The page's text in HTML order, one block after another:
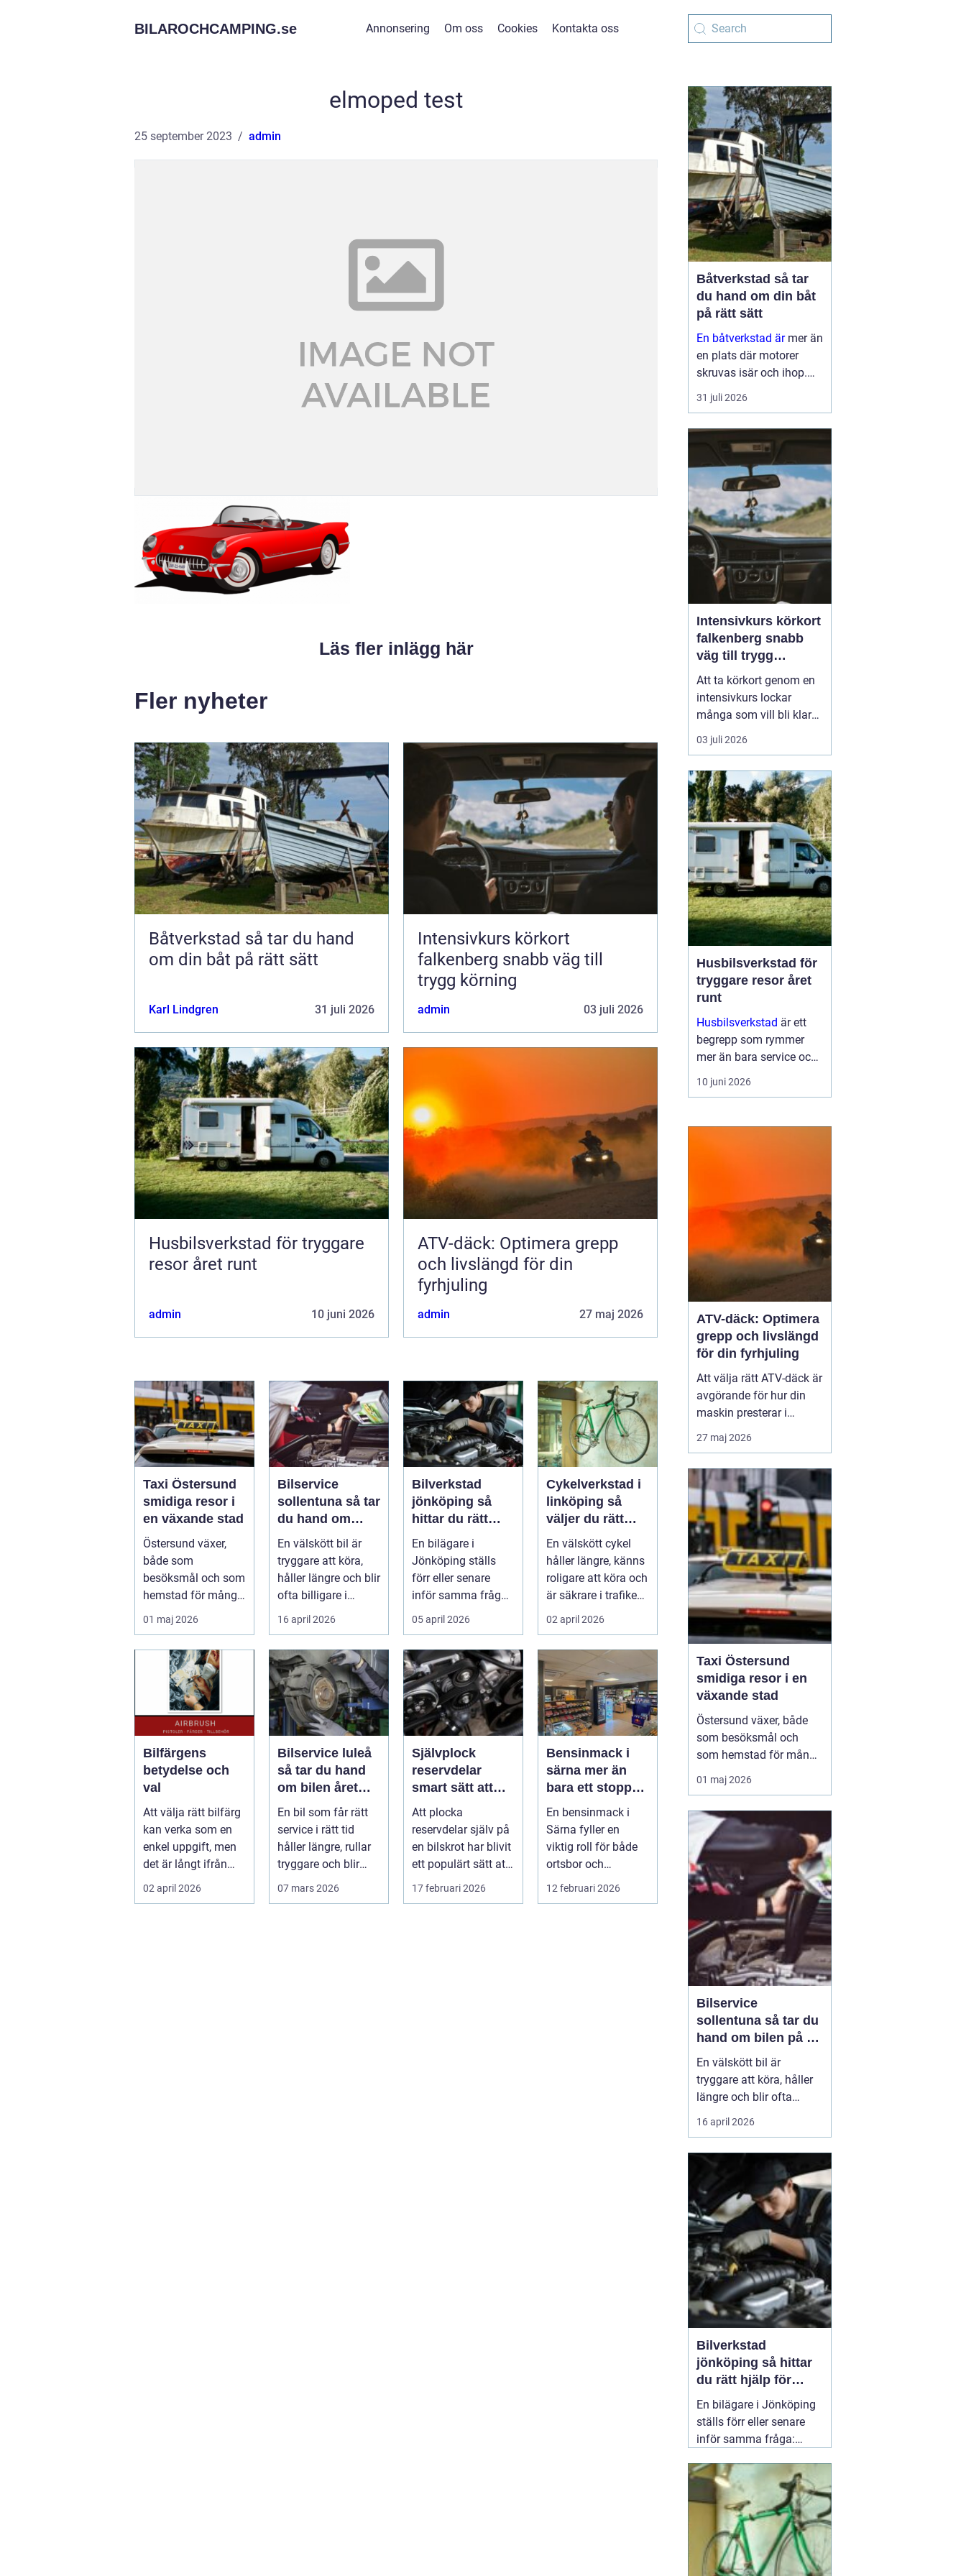
BILAROCHCAMPING.se Annonsering Om oss Cookies Kontakta oss
elmoped test
25 september 2023 admin
Läs fler inlägg här
Fler nyheter
Båtverkstad så tar du hand
om din båt på rätt sätt
Karl Lindgren 31 juli 2026
Intensivkurs körkort
falkenberg snabb väg till
trygg körning
admin 03 juli 2026
Husbilsverkstad för tryggare
resor året runt
admin 10 juni 2026
ATV-däck: Optimera grepp
och livslängd för din
fyrhjuling
admin 27 maj 2026
Taxi Östersund
smidiga resor i
en växande stad
Östersund växer,
både som
besöksmål och som
hemstad för många
pendlare, studenter
och företagare. En...
01 maj 2026
Bilservice
sollentuna så tar
du hand om
bilen på ett
En välskött bil är
tryggare att köra,
håller längre och blir
ofta billigare i
längden. För många
bil...
16 april 2026
Bilverkstad
jönköping så
hittar du rätt
hjälp för bilen
En bilägare i
Jönköping ställs
förr eller senare
inför samma fråga:
vilken verkstad tar
bäst hand om...
05 april 2026
Cykelverkstad i
linköping så
väljer du rätt
service för din
cykel
En välskött cykel
håller längre, känns
roligare att köra och
är säkrare i trafiken.
För många som cy...
02 april 2026
Bilfärgens
betydelse och
val
Att välja rätt bilfärg
kan verka som en
enkel uppgift, men
det är långt ifrån
bara ett estetiskt
bes...
02 april 2026
Bilservice luleå
så tar du hand
om bilen året
runt
En bil som får rätt
service i rätt tid
håller längre, rullar
tryggare och blir
07 mars 2026
Självplock
reservdelar
smart sätt att
hitta billiga
bildelar
Att plocka
reservdelar själv på
en bilskrot har blivit
ett populärt sätt att
både spara pengar
17 februari 2026
Bensinmack i
särna mer än
bara ett stopp
för att tanka
En bensinmack i
Särna fyller en
viktig roll för både
ortsbor och
förbipasserande.
12 februari 2026
Båtverkstad så tar
du hand om din båt
på rätt sätt
En båtverkstad ärmer än
en plats där motorer
skruvas isär och ihop.
För många båtägare är
verkstaden en trygghet
en problemfri säsong på
vattnet och oväntade
haverier mitt i
högsomm...
31 juli 2026
Intensivkurs körkort
falkenberg snabb
väg till trygg
körning
Att ta körkort genom en
intensivkurs lockar
många som vill bli klara
snabbt utan att tumma
på kvaliteten. För den
Falkenberg kan en
välplanerad
intensivutbildning
innebära att körkortet är
i handen på bara några
veckor. Nyckeln h...
03 juli 2026
Husbilsverkstad för
tryggare resor året
runt
Husbilsverkstad är ett
begrepp som rymmer
mer än bara service och
reparationer. En välskött
husbil ger trygghet,
vägen. G...
10 juni 2026
ATV-däck: Optimera
grepp och livslängd
för din fyrhjuling
Att välja rätt ATV-däck är
avgörande för hur din
maskin presterar i
vardagen, oavsett om du
arbetar i skogen eller kör
däck gör stor skillnad för
säkerhet...
27 maj 2026
Taxi Östersund
smidiga resor i en
växande stad
Östersund växer, både
som besöksmål och
som hemstad för många
pendlare, studenter och
företagare. En pålitlig
bara ett bekvämt sätt att
ta sig från punkt A till
punkt B. För många
handlar det om att få
vardagen att fungera,
01 maj 2026
Bilservice
sollentuna så tar du
hand om bilen på ett
smart sätt
En välskött bil är
tryggare att köra, håller
längre och blir ofta
billigare i längden. För
många bilägare i
service inte bara om att
följa serviceboken, utan
om att kunna lita på
bilen varje dag oavsett
om den rullar till jobbet,
...
16 april 2026
Bilverkstad
jönköping så hittar
du rätt hjälp för
bilen
En bilägare i Jönköping
ställs förr eller senare
inför samma fråga:
hand om bilen, utan att
kostnaderna skenar och
garantier försvinner?
Valet av05 april 2026